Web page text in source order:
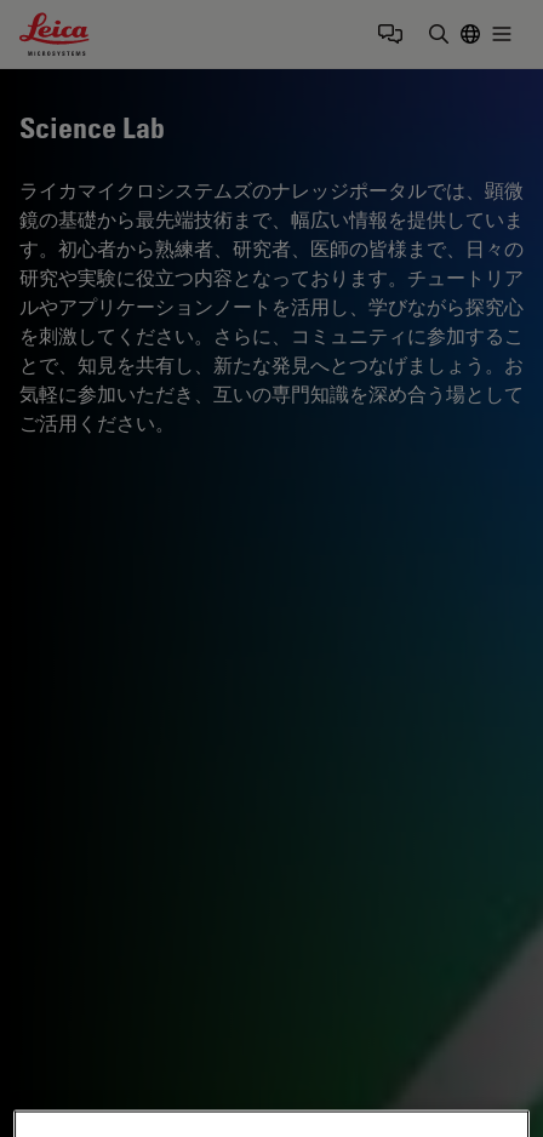
Leica Microsystems Logo
Science Lab
ライカマイクロシステムズのナレッジポータルでは、顕微
鏡の基礎から最先端技術まで、幅広い情報を提供していま
す。初心者から熟練者、研究者、医師の皆様まで、日々の
研究や実験に役立つ内容となっております。チュートリア
ルやアプリケーションノートを活用し、学びながら探究心
を刺激してください。さらに、コミュニティに参加するこ
とで、知見を共有し、新たな発見へとつなげましょう。お
気軽に参加いただき、互いの専門知識を深め合う場として
ご活用ください。